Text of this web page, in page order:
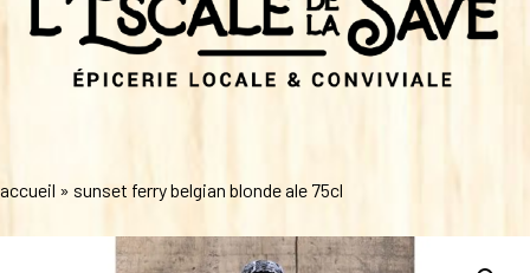
accueil » sunset ferry belgian blonde ale 75cl